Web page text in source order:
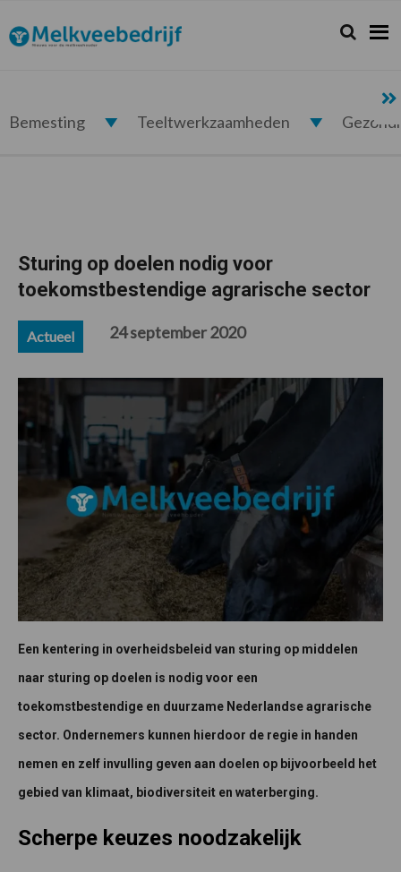
de
hoofdnavigatie
de
hoofd
de
eerste
de
voettekst
Melkveebedrijf.nl Zoeken...
Zoek
Bemesting Teeltwerkzaamheden
Sturing op doelen nodig voor
toekomstbestendige agrarische sector
Actueel 24 september 2020
Een kentering in overheidsbeleid van sturing op middelen
naar sturing op doelen is nodig voor een
toekomstbestendige en duurzame Nederlandse agrarische
sector. Ondernemers kunnen hierdoor de regie in handen
nemen en zelf invulling geven aan doelen op bijvoorbeeld het
gebied van klimaat, biodiversiteit en waterberging.
Scherpe keuzes noodzakelijk